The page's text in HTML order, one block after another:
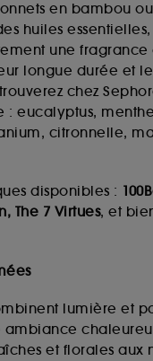
en bambou
huiles
une fragrance
longue durée et
chez
: eucalyptus,
citronnelle,
disponibles :
The 7 Virtues, et
lumière et
ambiance
et florales aux